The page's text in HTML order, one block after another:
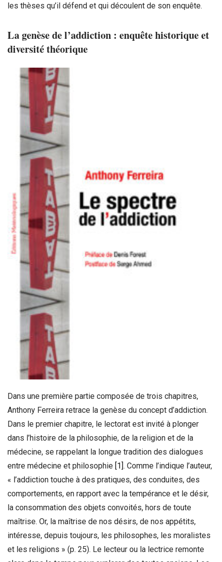
les thèses qu’il défend et qui découlent de son enquête.
La genèse de l’addiction : enquête historique et
diversitéthéorique
Dans une première partie composée de trois chapitres,
Anthony Ferreira retrace la genèse du concept d’addiction.
Dans le premier chapitre, le lectorat est invité à plonger
dans l’histoire de la philosophie, de la religion et de la
médecine, se rappelant la longue tradition des dialogues
entre médecine et philosophie [1]. Comme l’indique l’auteur,
« l’addiction touche à des pratiques, des conduites, des
comportements, en rapport avec la tempérance et le désir,
la consommation des objets convoités, hors de toute
maîtrise. Or, la maîtrise de nos désirs, de nos appétits,
intéresse, depuis toujours, les philosophes, les moralistes
et les religions » (p. 25). Le lecteur ou la lectrice remonte